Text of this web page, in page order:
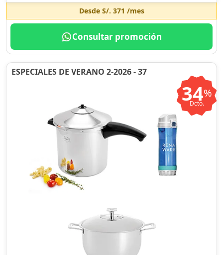
Desde S/. 371 /mes
Consultar promoción
ESPECIALES DE VERANO 2-2026 - 37
34%
Dcto.